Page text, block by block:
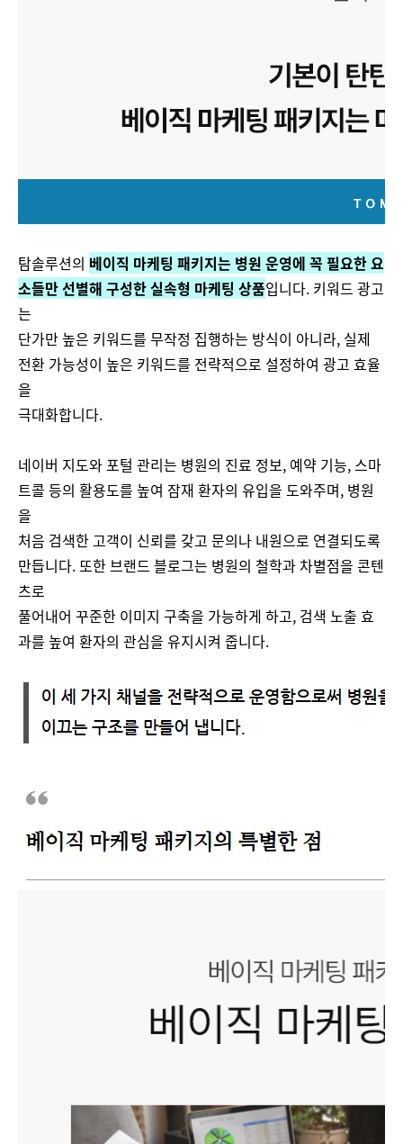
탐솔루션의 베이직 마케팅 패키지는 병원 운영에 꼭 필요한 요
소들만 선별해 구성한 실속형 마케팅 상품입니다. 키워드 광고
는
단가만 높은 키워드를 무작정 집행하는 방식이 아니라, 실제
전환 가능성이 높은 키워드를 전략적으로 설정하여 광고 효율
을
극대화합니다.
네이버 지도와 포털 관리는 병원의 진료 정보, 예약 기능, 스마
트콜 등의 활용도를 높여 잠재 환자의 유입을 도와주며, 병원
을
처음 검색한 고객이 신뢰를 갖고 문의나 내원으로 연결되도록
만듭니다. 또한 브랜드 블로그는 병원의 철학과 차별점을 콘텐
츠로
풀어내어 꾸준한 이미지 구축을 가능하게 하고, 검색 노출 효
과를 높여 환자의 관심을 유지시켜 줍니다.